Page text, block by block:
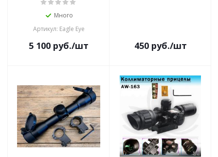
Много
Артикул: Eagle Eye
5 100 руб./шт 450руб./шт